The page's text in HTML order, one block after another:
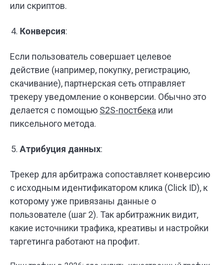
или скриптов.
Конверсия:
Если пользователь совершает целевое
действие (например, покупку, регистрацию,
скачивание), партнерская сеть отправляет
трекеру уведомление о конверсии. Обычно это
делается с помощью S2S-постбека или
пиксельного метода.
Атрибуция данных:
Трекер для арбитража сопоставляет конверсию
с исходным идентификатором клика (Click ID), к
которому уже привязаны данные о
пользователе (шаг 2). Так арбитражник видит,
какие источники трафика, креативы и настройки
таргетинга работают на профит.